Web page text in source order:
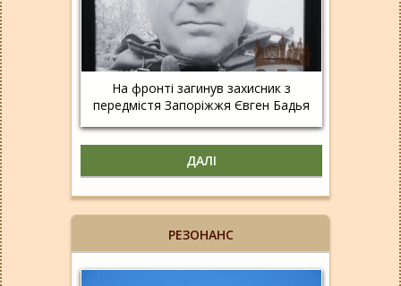
На фронті загинув захисник з
передмістя Запоріжжя Євген Бадья
ДАЛІ
РЕЗОНАНС